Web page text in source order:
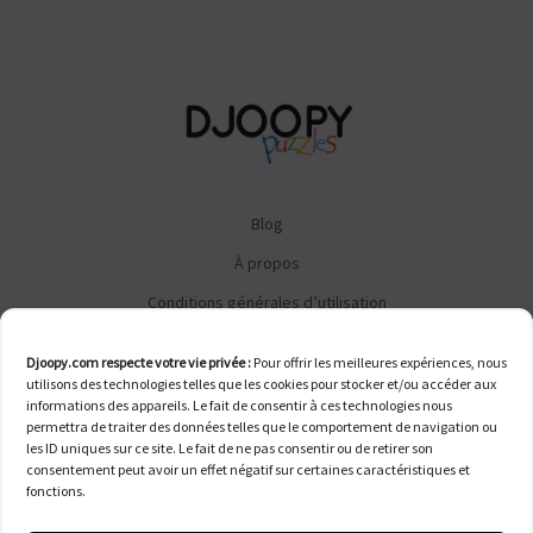
Djoopy.com respecte votre vie privée : Pour offrir les meilleures expériences, nous
utilisons des technologies telles que les cookies pour stocker et/ou accéder aux
informations des appareils. Le fait de consentir à ces technologies nous
permettra de traiter des données telles que le comportement de navigation ou
les ID uniques sur ce site. Le fait de ne pas consentir ou de retirer son
consentement peut avoir un effet négatif sur certaines caractéristiques et
fonctions.
Blog
À propos
Conditions générales d’utilisation
FAQ
Contact